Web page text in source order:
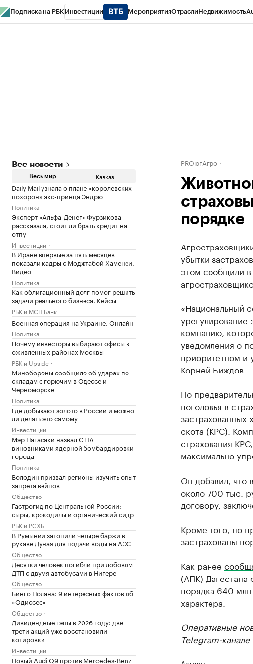
Подписка на РБК Инвестиции МероприятияОтраслиНедвижимость
Все новости
Весь мир Кавказ
Daily Mail узнала о плане «королевских
похорон» экс-принца Эндрю
Политика
Эксперт «Альфа-Денег» Фурзикова
рассказала, стоит ли брать кредит на
отпу
Инвестиции
В Иране впервые за пять месяцев
показали кадры с Моджтабой Хаменеи.
Видео
Политика
Как облигационный долг помог решить
задачи реального бизнеса. Кейсы
РБК и МСП Банк
Военная операция на Украине. Онлайн
Политика
Почему инвесторы выбирают офисы в
оживленных районах Москвы
РБК и Upside
Минобороны сообщило об ударах по
складам с горючим в Одессе и
Черноморске
Политика
Где добывают золото в России и можно
ли делать это самому
Инвестиции
Мэр Нагасаки назвал США
виновниками ядерной бомбардировки
города
Политика
Володин призвал регионы изучить опыт
запрета вейпов
Общество
Гастрогид по Центральной России:
сыры, крокодилы и органический сидр
РБК и РСХБ
В Румынии затопили четыре баржи в
рукаве Дуная для подачи воды на АЭС
Общество
Десятки человек погибли при лобовом
ДТП с двумя автобусами в Нигере
Общество
Бинго Нолана: 9 интересных фактов об
«Одиссее»
Общество
Дивидендные гэпы в 2026 году: две
трети акций уже восстановили
котировки
Инвестиции
Новый Audi Q9 против Mercedes-Benz
PROюгАгро
порядке
убытки
этом сообщили
«Национальный
урегулирование
компанию,
уведомления о
приоритетном и
Корней Биждов.
По
поголовья в
застрахованных
скота (КРС).
страхования
максимально
Он добавил, что
около 700 тыс.
договору,
Кроме того, по
застрахованы
Как ранее
(АПК) Дагестана
порядка 640
характера.
Оперативные
Telegram-канале